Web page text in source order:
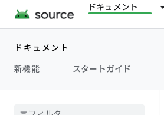
ドキュメント
ドキュメント
新機能
スタートガイド